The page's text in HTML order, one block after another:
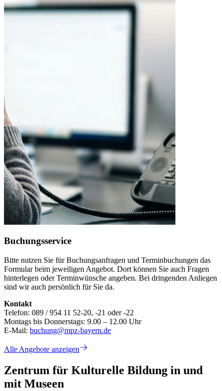
Buchungsservice
Bitte nutzen Sie für Buchungsanfragen und Terminbuchungen das
Formular beim jeweiligen Angebot. Dort können Sie auch Fragen
hinterlegen oder Terminwünsche angeben. Bei dringenden Anliegen
sind wir auch persönlich für Sie da.
Kontakt
Telefon: 089 / 954 11 52-20, -21 oder -22
Montags bis Donnerstags: 9.00 – 12.00 Uhr
E-Mail: buchung@mpz-bayern.de
Alle Angebote anzeigen
Zentrum für Kulturelle Bildung in und
mit Museen